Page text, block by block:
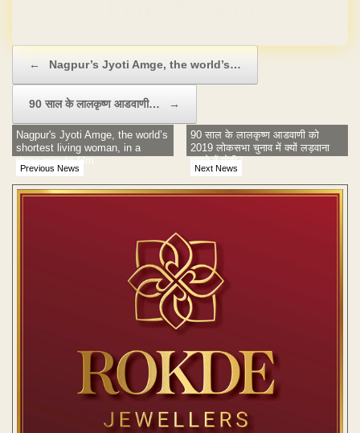
← Nagpur’s Jyoti Amge, the world’s…
90 साल के लालकृष्ण आडवाणी… →
Previous News
Nagpur's Jyoti Amge, the world’s
shortest living woman, in a
three-minute film
Next News
90 साल के लालकृष्ण आडवाणी को
2019 लोकसभा चुनाव में क्यों लड़वाना
चाहते हैं मोदी?